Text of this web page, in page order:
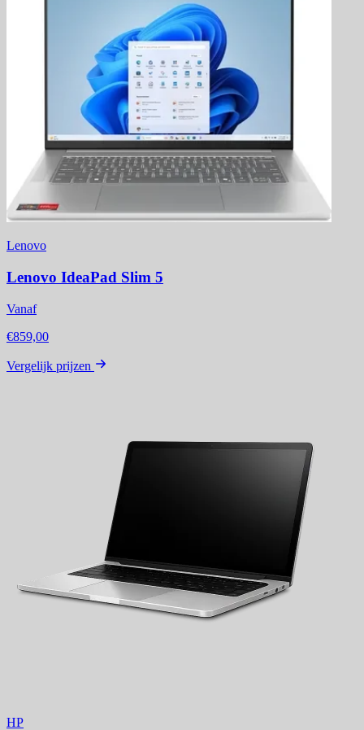
Lenovo
Lenovo IdeaPad Slim 5
Vanaf
€859,00
Vergelijk prijzen
HP